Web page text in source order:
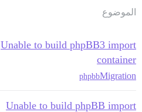
الموضوع
Unable to build phpBB3 import
container
Migration
phpbb
Unable to build phpBB import